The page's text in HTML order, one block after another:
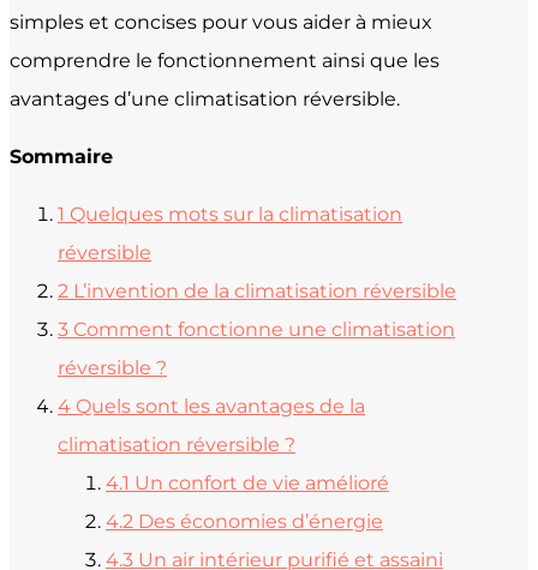
simples et concises pour vous aider à mieux
comprendre le fonctionnement ainsi que les
avantages d’une climatisation réversible.
Sommaire
1 Quelques mots sur la climatisation
réversible
2 L’invention de la climatisation réversible
3 Comment fonctionne une climatisation
réversible ?
4 Quels sont les avantages de la
climatisation réversible ?
4.1 Un confort de vie amélioré
4.2 Des économies d’énergie
4.3 Un air intérieur purifié et assaini